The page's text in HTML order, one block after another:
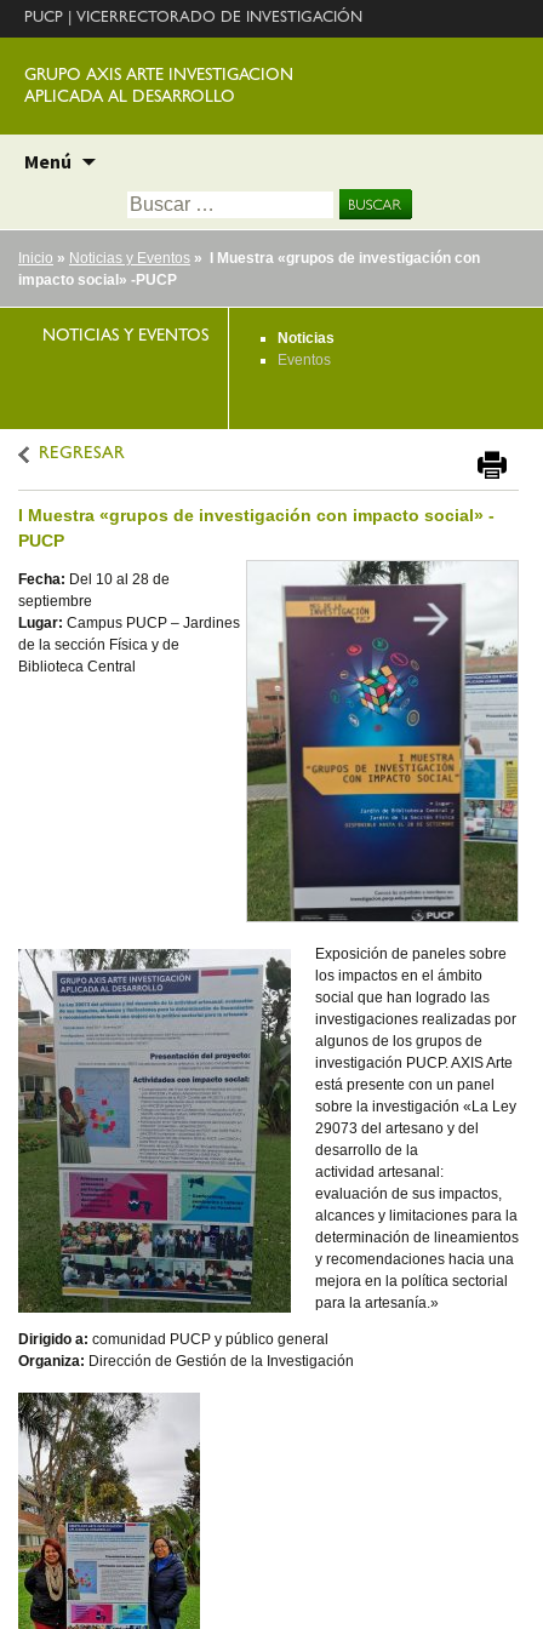
PUCP VICERRECTORADO DE INVESTIGACIÓN
GRUPO AXIS ARTE INVESTIGACION
APLICADA AL DESARROLLO
Menú
contenido
Buscar:
Inicio » Noticias y Eventos » I Muestra «grupos de investigación con
impacto social» -PUCP
NOTICIAS Y EVENTOS
Noticias
Eventos
REGRESAR
I Muestra «grupos de investigación con impacto social» -
PUCP
Fecha: Del 10 al 28 de
septiembre
Lugar: Campus PUCP – Jardines
de la sección Física y de
Biblioteca Central
Exposición de paneles sobre
los impactos en el ámbito
social que han logrado las
investigaciones realizadas por
algunos de los grupos de
investigación PUCP. AXIS Arte
está presente con un panel
sobre la investigación « La Ley
29073 del artesano y del
desarrollo de la
actividad artesanal:
evaluación de sus impactos,
alcances y limitaciones para la
determinación de lineamientos
y recomendaciones hacia una
mejora en la política sectorial
para la artesanía.»
Dirigido a: comunidad PUCP y público general
Organiza: Dirección de Gestión de la Investigación